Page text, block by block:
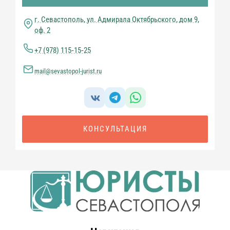
г. Севастополь, ул. Адмирала Октябрьского, дом 9,
оф. 2
+7 (978) 115‑15‑25
mail@sevastopol-jurist.ru
КОНСУЛЬТАЦИЯ